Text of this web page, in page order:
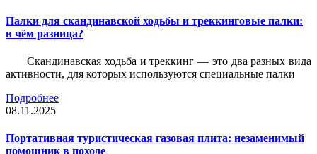
Палки для скандинавской ходьбы и треккинговые палки:
в чём разница?
Скандинавская ходьба и треккинг — это два разных вида
активности, для которых используются специальные палки
Подробнее
08.11.2025
Портативная туристическая газовая плита: незаменимый
помощник в походе